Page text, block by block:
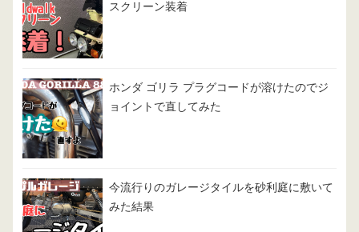
スクリーン装着
ホンダ ゴリラ プラグコードが溶けたのでジ
ョイントで直してみた
今流行りのガレージタイルを砂利庭に敷いて
みた結果